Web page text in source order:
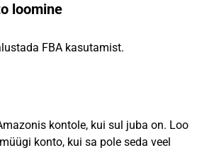
loomine
FBA kasutamist.
kontole, kui sul juba on. Loo
konto, kui sa pole seda veel